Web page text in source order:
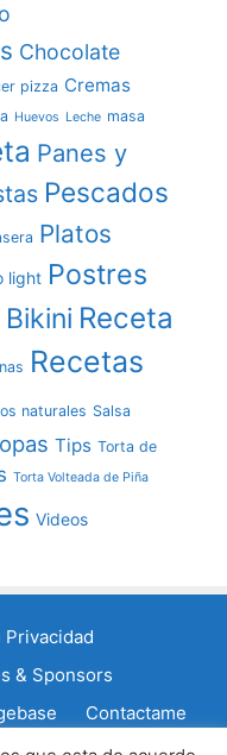
Chocolate
pizza Cremas
Huevos Leche masa
Panes y
Pescados
Platos
light Postres
Receta
Recetas
naturales Salsa
Tips Torta de
Torta Volteada de Piña
Videos
Privacidad
& Sponsors
Contactame